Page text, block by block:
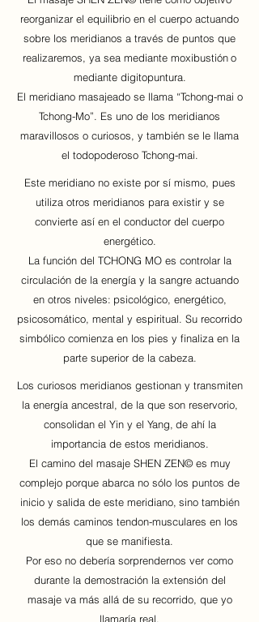
reorganizar el equilibrio en el cuerpo actuando
sobre los meridianos a través de puntos que
realizaremos, ya sea mediante moxibustióno
mediante digitopuntura.
El meridiano masajeado se llama “Tchong-mai o
Tchong-Mo”. Es uno de los meridianos
maravillosos o curiosos, y también se le llama
el todopoderoso Tchong-mai.
Este meridiano no existe por sí mismo, pues
utiliza otros meridianos para existir y se
convierte así en el conductor del cuerpo
energético.
La función del TCHONG MO es controlar la
circulación de la energía y la sangre actuando
en otros niveles: psicológico, energético,
psicosomático, mental y espiritual. Su recorrido
simbólico comienza en los pies y finaliza en la
parte superior de la cabeza.
Los curiosos meridianos gestionan y transmiten
la energía ancestral, de la que son reservorio,
consolidan el Yin y el Yang, de ahí la
importancia de estos meridianos.
El camino del masaje SHEN ZEN© es muy
complejo porque abarca no sólo los puntos de
inicio y salida de este meridiano, sino también
los demás caminos tendon-musculares en los
que se manifiesta.
Por eso no debería sorprendernos ver como
durante la demostración la extensión del
masaje va más allá de su recorrido, que yo
llamaría real.